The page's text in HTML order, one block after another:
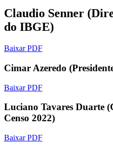
Claudio Senner
do IBGE)
Baixar PDF
Cimar Azeredo
Baixar PDF
Luciano Tavares Duarte
Censo 2022)
Baixar PDF